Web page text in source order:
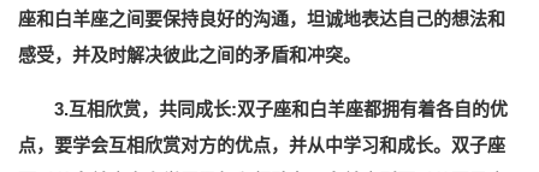
座和白羊座之间要保持良好的沟通，坦诚地表达自己的想法和
感受，并及时解决彼此之间的矛盾和冲突。
3.互相欣赏，共同成长:双子座和白羊座都拥有着各自的优
点，要学会互相欣赏对方的优点，并从中学习和成长。双子座